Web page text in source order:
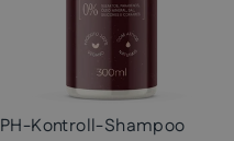
PH-Kontroll-Shampoo